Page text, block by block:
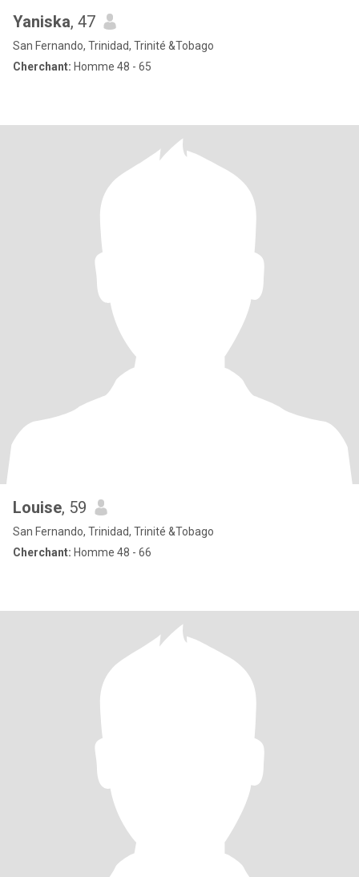
Yaniska, 47
San Fernando, Trinidad, Trinité &Tobago
Cherchant: Homme 48 - 65
Louise, 59
San Fernando, Trinidad, Trinité &Tobago
Cherchant: Homme 48 - 66